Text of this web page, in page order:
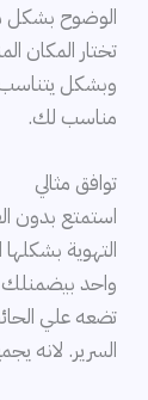
الوضوح بشكل
تختار المكان
وبشكل يتناسب
مناسب لك.
توافق مثالي
استمتع بدون
التهوية
واحد بيضمنلك
تضعه علي
السرير. لانه